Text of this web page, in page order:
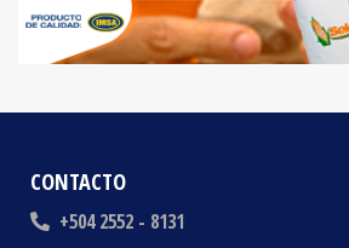
CONTACTO
+504 2552 - 8131